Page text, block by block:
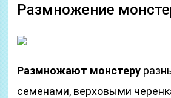
Размножение
Размножают монстеру
семенами, верховыми